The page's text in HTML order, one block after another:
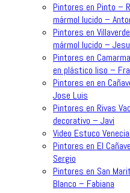
Pintores en Pinto –
mármol lucido –
Pintores en
mármol lucido –
Pintores en
en plástico liso –
Pintores en en
Jose Luis
Pintores en Rivas
decorativo – Javi
Video Estuco
Pintores en El
Sergio
Pintores en San
Blanco – Fabiana